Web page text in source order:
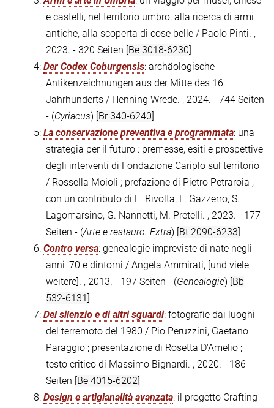
e castelli, nel territorio umbro, alla ricerca di armi
antiche, alla scoperta di cose belle / Paolo Pinti. ,
2023. - 320 Seiten [Be 3018-6230]
4: Der Codex Coburgensis: archäologische
Antikenzeichnungen aus der Mitte des 16.
Jahrhunderts / Henning Wrede. , 2024. - 744 Seiten
- (Cyriacus) [Br 340-6240]
5: La conservazione preventiva e programmata: una
strategia per il futuro : premesse, esiti e prospettive
degli interventi di Fondazione Cariplo sul territorio
/ Rossella Moioli ; prefazione di Pietro Petraroia ;
con un contributo di E. Rivolta, L. Gazzerro, S.
Lagomarsino, G. Nannetti, M. Pretelli. , 2023. - 177
Seiten - (Arte e restauro. Extra) [Bt 2090-6233]
6: Contro versa: genealogie impreviste di nate negli
anni '70 e dintorni / Angela Ammirati, [und viele
weitere]. , 2013. - 197 Seiten - (Genealogie) [Bb
532-6131]
7: Del silenzio e di altri sguardi: fotografie dai luoghi
del terremoto del 1980 / Pio Peruzzini, Gaetano
Paraggio ; presentazione di Rosetta D'Amelio ;
testo critico di Massimo Bignardi. , 2020. - 186
Seiten [Be 4015-6202]
8: Design e artigianalità avanzata: il progetto Crafting